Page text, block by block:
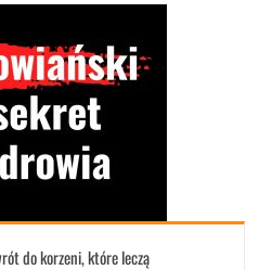
do korzeni, które leczą